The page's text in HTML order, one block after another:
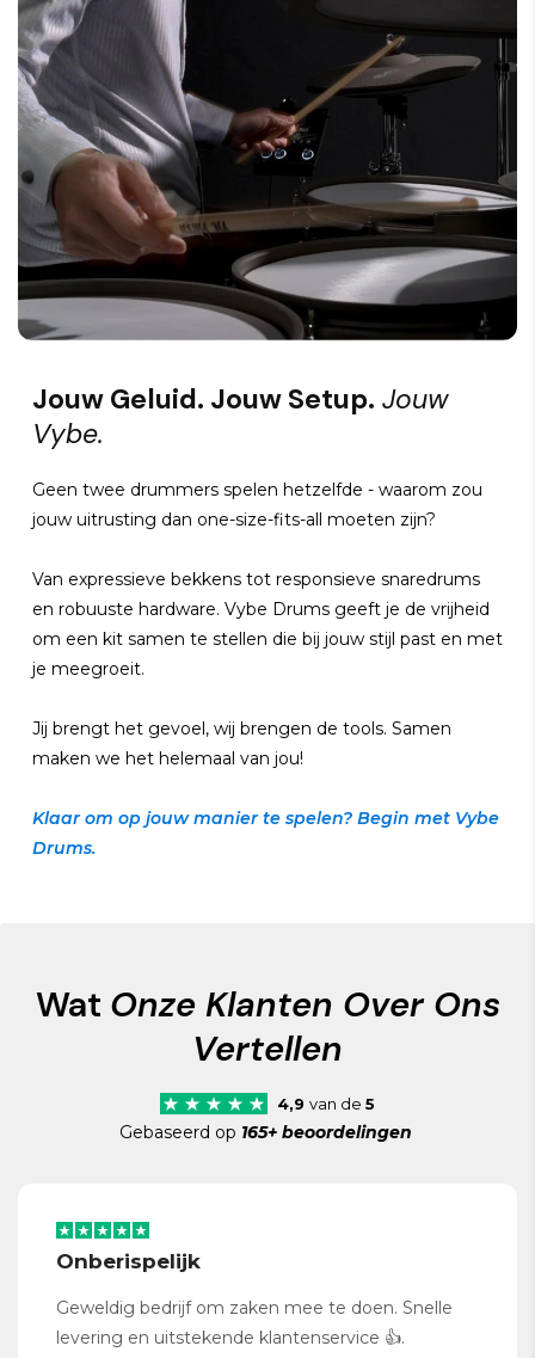
Jouw Geluid. Jouw Setup. Jouw
Vybe.
Geen twee drummers spelen hetzelfde - waarom zou
jouw uitrusting dan one-size-fits-all moeten zijn?
Van expressieve bekkens tot responsieve snaredrums
en robuuste hardware. Vybe Drums geeft je de vrijheid
om een kit samen te stellen die bij jouw stijl past en met
je meegroeit.
Jij brengt het gevoel, wij brengen de tools. Samen
maken we het helemaal van jou!
Klaar om op jouw manier te spelen? Begin met Vybe
Drums.
Wat Onze Klanten Over Ons
Vertellen
4,9 van de 5
Gebaseerd op 165+ beoordelingen
Onberispelijk
Geweldig bedrijf om zaken mee te doen. Snelle
levering en uitstekende klantenservice 👍.